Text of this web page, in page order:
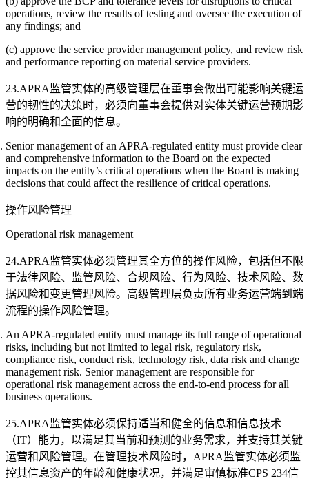
operations, review the results of testing and oversee the execution of
any findings; and
(c) approve the service provider management policy, and review risk
and performance reporting on material service providers.
23.APRA监管实体的高级管理层在董事会做出可能影响关键运
营的韧性的决策时，必须向董事会提供对实体关键运营预期影
响的明确和全面的信息。
Senior management of an APRA-regulated entity must provide clear
and comprehensive information to the Board on the expected
impacts on the entity’s critical operations when the Board is making
decisions that could affect the resilience of critical operations.
操作风险管理
Operational risk management
24.APRA监管实体必须管理其全方位的操作风险，包括但不限
于法律风险、监管风险、合规风险、行为风险、技术风险、数
据风险和变更管理风险。高级管理层负责所有业务运营端到端
流程的操作风险管理。
An APRA-regulated entity must manage its full range of operational
risks, including but not limited to legal risk, regulatory risk,
compliance risk, conduct risk, technology risk, data risk and change
management risk. Senior management are responsible for
operational risk management across the end-to-end process for all
business operations.
25.APRA监管实体必须保持适当和健全的信息和信息技术
（IT）能力，以满足其当前和预测的业务需求，并支持其关键
运营和风险管理。在管理技术风险时，APRA监管实体必须监
控其信息资产的年龄和健康状况，并满足审慎标准CPS 234信